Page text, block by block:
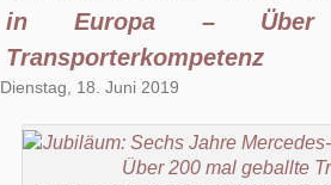
in Europa – Über
Transporterkompetenz
Dienstag, 18. Juni 2019